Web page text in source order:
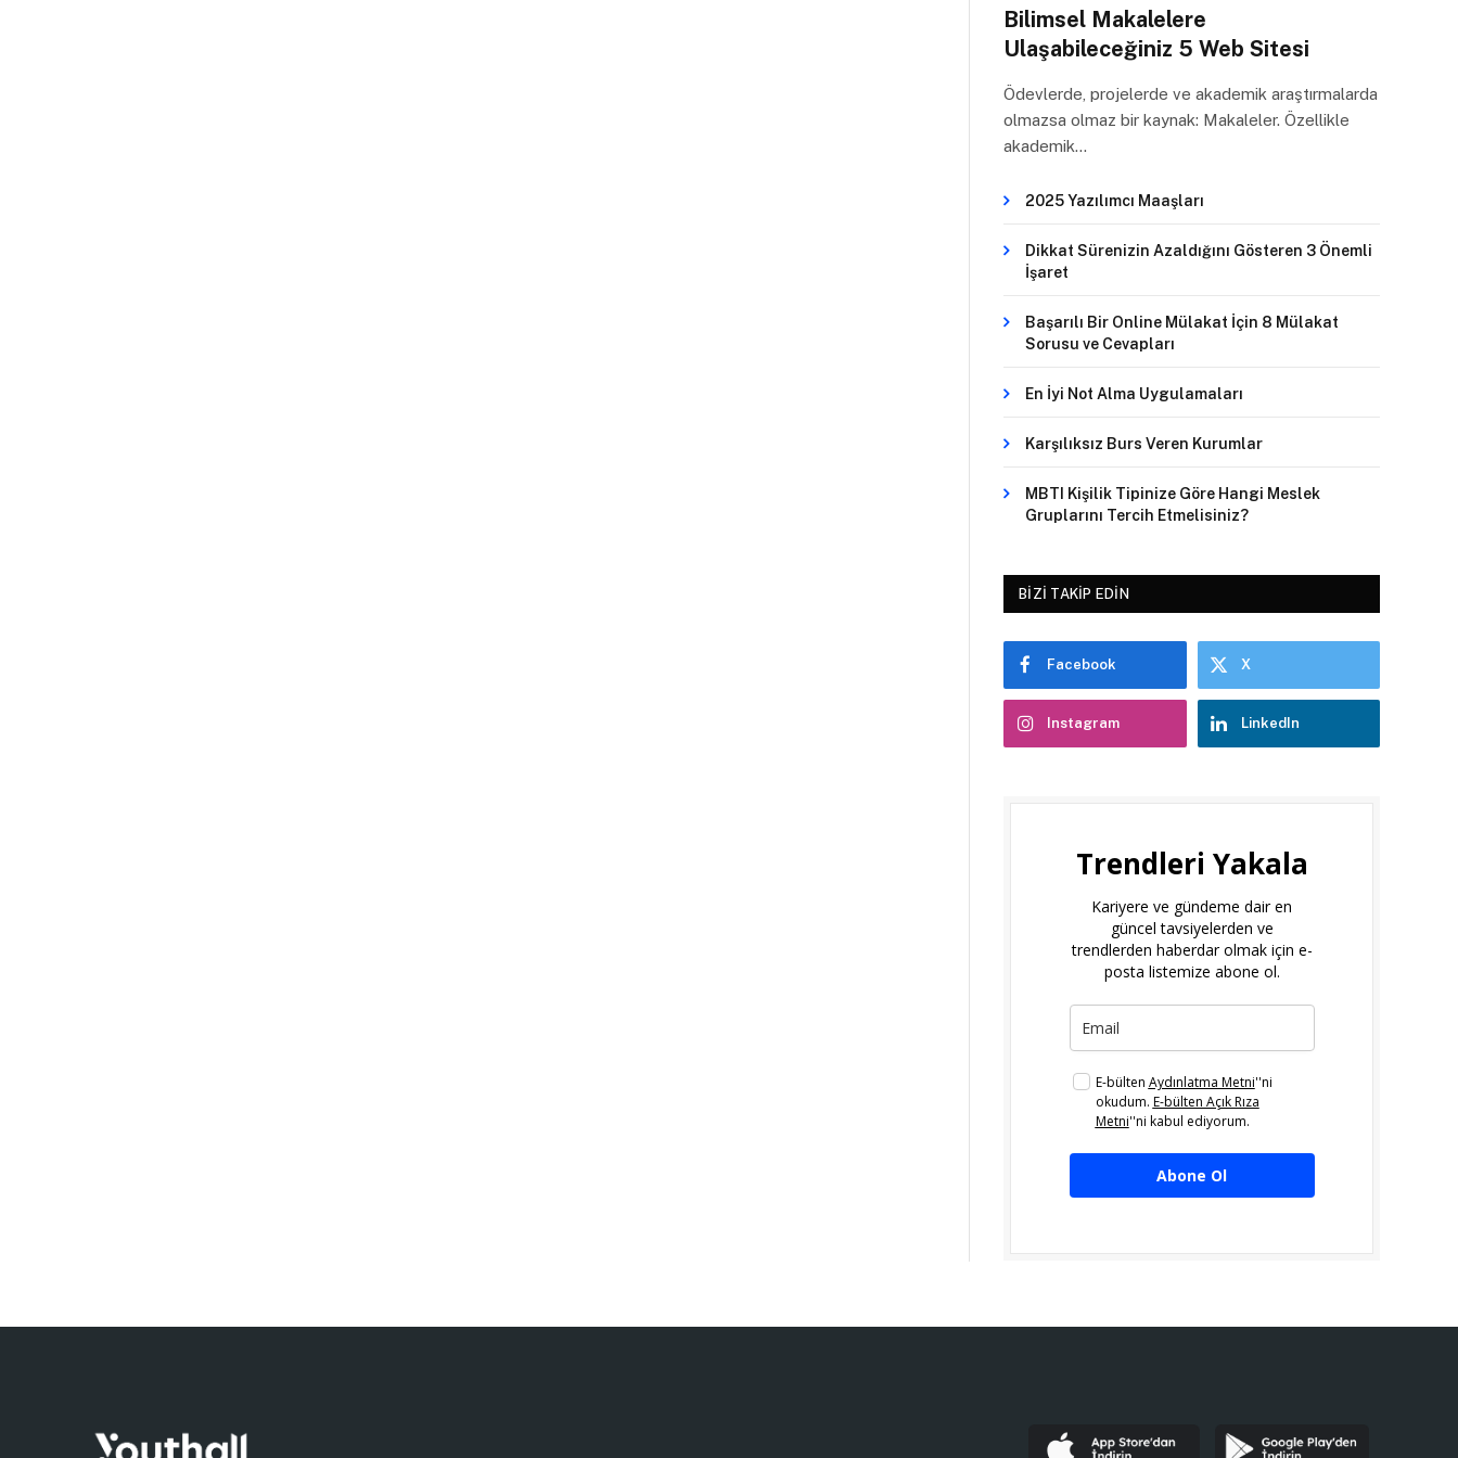
Bilimsel Makalelere
Ulaşabileceğiniz 5 Web Sitesi
Ödevlerde, projelerde ve akademik araştırmalarda
olmazsa olmaz bir kaynak: Makaleler. Özellikle
akademik…
2025 Yazılımcı Maaşları
Dikkat Sürenizin Azaldığını Gösteren 3 Önemli
İşaret
Başarılı Bir Online Mülakat İçin 8 Mülakat
Sorusu ve Cevapları
En İyi Not Alma Uygulamaları
Karşılıksız Burs Veren Kurumlar
MBTI Kişilik Tipinize Göre Hangi Meslek
Gruplarını Tercih Etmelisiniz?
BIZI TAKIP EDIN
Facebook X
Instagram LinkedIn
Trendleri Yakala
Kariyere ve gündeme dair en
güncel tavsiyelerden ve
trendlerden haberdar olmak için e-
posta listemize abone ol.
E-bülten Aydınlatma Metni''ni
okudum. E-bülten Açık Rıza
Metni''ni kabul ediyorum.
Abone Ol